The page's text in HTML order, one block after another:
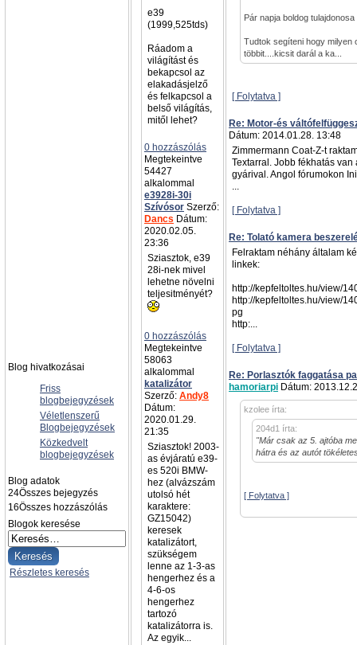
Blog hivatkozásai
Friss
blogbejegyzések
Véletlenszerű
Blogbejegyzések
Közkedvelt
blogbejegyzések
Blog adatok
24Összes bejegyzés
16Összes hozzászólás
Blogok keresése
Részletes keresés
e39
(1999,525tds)
Ráadom a
világítást és
bekapcsol az
elakadásjelző
és felkapcsol a
belső világítás,
mitől lehet?
0 hozzászólás
Megtekeintve
54427
alkalommal
e3928i-30i
Szívósor Szerző:
Dancs Dátum:
2020.02.05.
23:36
Sziasztok, e39
28i-nek mivel
lehetne növelni
teljesitményét?
0 hozzászólás
Megtekeintve
58063
alkalommal
katalizátor
Szerző: Andy8
Dátum:
2020.01.29.
21:35
Sziasztok! 2003-
as évjáratú e39-
es 520i BMW-
hez (alvázszám
utolsó hét
karaktere:
GZ15042)
keresek
katalizátort,
szükségem
lenne az 1-3-as
hengerhez és a
4-6-os
hengerhez
tartozó
katalizátorra is.
Az egyik...
Pár napja boldog
Tudtok segíteni hogy milyen
többit....kicsit darál a ka...
[ Folytatva ]
Re: Motor-és
Dátum: 2014.01.28. 13:48
Zimmermann Coat-Z-t
Textarral. Jobb fékhatás
gyárival. Angol fórumokon
...
[ Folytatva ]
Re: Tolató kamera
Felraktam néhány általam
linkek:
http://kepfeltoltes.hu/view/
http://kepfeltoltes.hu/view/
pg
http:...
[ Folytatva ]
Re: Porlasztók faggatása
hamoriarpi Dátum:
kzolee írta:
204d1 írta:
"Már csak az 5. ajtóba
hátra és az autót
[ Folytatva ]